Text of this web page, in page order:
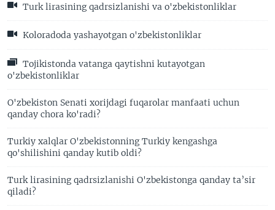
Turk lirasining qadrsizlanishi va o'zbekistonliklar
Koloradoda yashayotgan o'zbekistonliklar
Tojikistonda vatanga qaytishni kutayotgan
o'zbekistonliklar
O'zbekiston Senati xorijdagi fuqarolar manfaati uchun
qanday chora ko'radi?
Turkiy xalqlar O'zbekistonning Turkiy kengashga
qo'shilishini qanday kutib oldi?
Turk lirasining qadrsizlanishi O'zbekistonga qanday ta’sir
qiladi?